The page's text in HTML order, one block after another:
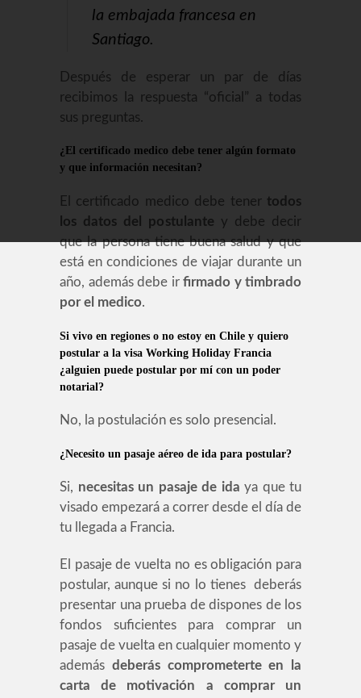
la embajada francesa en
Santiago.
Después de esperar un par de días
recibimos la respuesta “oficial” a todas
sus preguntas.
¿El certificado medico debe tener algún formato
y que información necesitan?
El certificado medico debe tener todos
los datos del postulante y debe decir
que la persona tiene buena salud y que
está en condiciones de viajar durante un
año, además debe irfirmado y timbrado
por el medico.
Si vivo en regiones o no estoy en Chile y quiero
postular a la visa Working Holiday Francia
¿alguien puede postular por mí con un poder
notarial?
No, la postulación es solo presencial.
¿Necesito un pasaje aéreo de ida para postular?
Si, necesitas un pasaje de ida ya que tu
visado empezará a correr desde el día de
tu llegada a Francia.
El pasaje de vuelta no es obligación para
postular, aunque si no lo tienes deberás
presentar una prueba de dispones de los
fondos suficientes para comprar un
pasaje de vuelta en cualquier momento y
además deberás comprometerte en la
carta de motivación a comprar un